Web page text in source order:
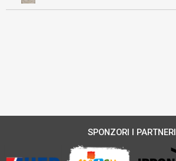
SPONZORI I PARTNERI